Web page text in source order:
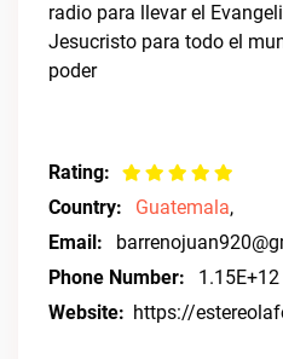
radio para llevar el
Jesucristo para todo el
poder
Rating:
Country:
Guatemala,
Email:
Phone Number:
1.15E+12
Website: https://